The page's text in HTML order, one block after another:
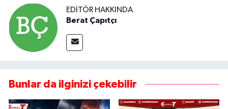
EDITÖR HAKKINDA
Berat Çapıtçı
Bunlar da ilginizi çekebilir